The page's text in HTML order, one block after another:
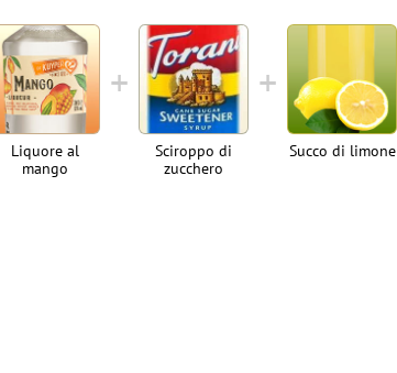
Liquore al
mango
Sciroppo di
zucchero
Succo di limone